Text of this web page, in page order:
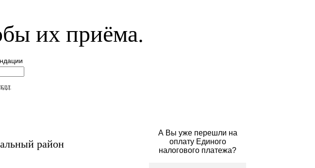
их приёма.
А Вы уже перешли на
оплату Единого
налогового платежа?
район